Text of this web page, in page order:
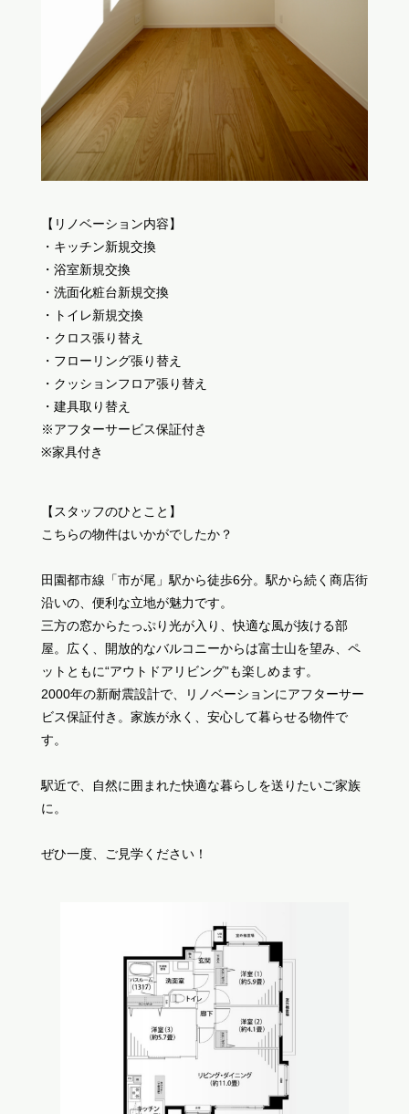
【リノベーション内容】
・キッチン新規交換
・浴室新規交換
・洗面化粧台新規交換
・トイレ新規交換
・クロス張り替え
・フローリング張り替え
・クッションフロア張り替え
・建具取り替え
※アフターサービス保証付き
※家具付き
【スタッフのひとこと】
こちらの物件はいかがでしたか？
田園都市線「市が尾」駅から徒歩6分。駅から続く商店街
沿いの、便利な立地が魅力です。
三方の窓からたっぷり光が入り、快適な風が抜ける部
屋。広く、開放的なバルコニーからは富士山を望み、ペ
ットともに“アウトドアリビング”も楽しめます。
2000年の新耐震設計で、リノベーションにアフターサー
ビス保証付き。家族が永く、安心して暮らせる物件で
す。
駅近で、自然に囲まれた快適な暮らしを送りたいご家族
に。
ぜひ一度、ご見学ください！